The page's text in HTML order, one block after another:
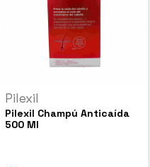
Pilexil
Pilexil Champú Anticaída
500 Ml